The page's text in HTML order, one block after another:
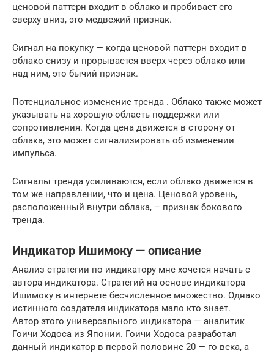
ценовой паттерн входит в облако и пробивает его
сверху вниз, это медвежий признак.
Сигнал на покупку — когда ценовой паттерн входит в
облако снизу и прорывается вверх через облако или
над ним, это бычий признак.
Потенциальное изменение тренда . Облако также может
указывать на хорошую область поддержки или
сопротивления. Когда цена движется в сторону от
облака, это может сигнализировать об изменении
импульса.
Сигналы тренда усиливаются, если облако движется в
том же направлении, что и цена. Ценовой уровень,
расположенный внутри облака, – признак бокового
тренда.
Индикатор Ишимоку — описание
Анализ стратегии по индикатору мне хочется начать с
автора индикатора. Стратегий на основе индикатора
Ишимоку в интернете бесчисленное множество. Однако
истинного создателя индикатора мало кто знает.
Автор этого универсального индикатора — аналитик
Гоичи Ходоса из Японии. Гоичи Ходоса разработал
данный индикатор в первой половине 20 — го века, а